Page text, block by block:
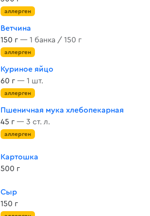
аллерген
Ветчина
150 г — 1 банка / 150 г
аллерген
Куриное яйцо
60 г — 1 шт.
аллерген
Пшеничная мука хлебопекарная
45 г — 3 ст. л.
аллерген
Картошка
500 г
Сыр
150 г